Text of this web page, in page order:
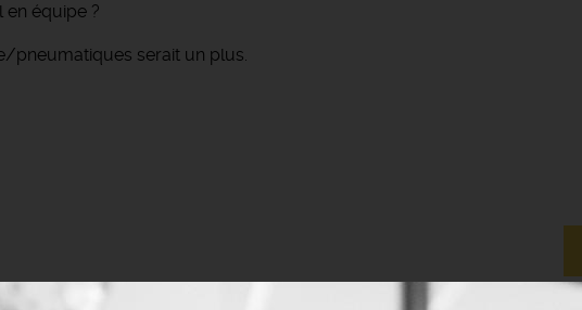
en équipe ?
pneumatiques serait un plus.